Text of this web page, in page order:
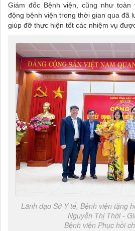
Giám đốc Bệnh viện, cũng như
động bệnh viện trong thời gian qua đã
giúp đỡ thực hiện tốt các nhiệm vụ
Lãnh đạo Sở Y tế, Bệnh viện tặng
Nguyễn Thị Thời -
Bệnh viện Phục hồi